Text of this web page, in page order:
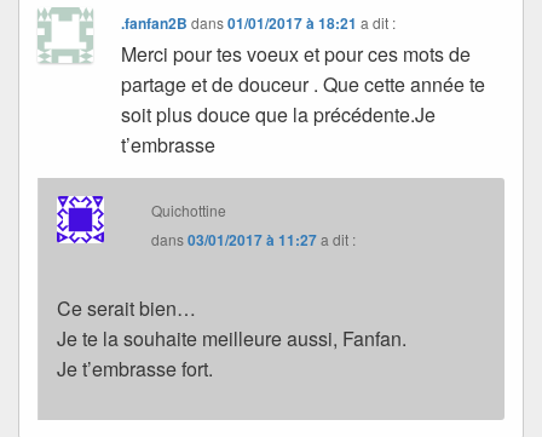
.fanfan2B dans01/01/2017 à 18:21 a dit :
Merci pour tes voeux et pour ces mots de
partage et de douceur . Que cette année te
soit plus douce que la précédente.Je
t’embrasse
Quichottine
dans03/01/2017 à 11:27a dit :
Ce serait bien…
Je te la souhaite meilleure aussi, Fanfan.
Je t’embrasse fort.